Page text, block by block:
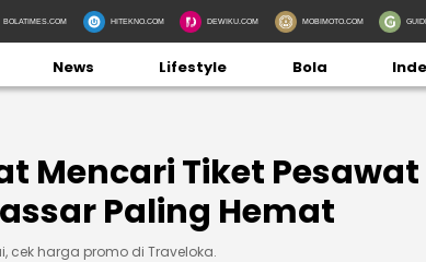
BOLATIMES.COM HITEKNO.COM DEWIKU.COM MOBIMOTO.COM
News Lifestyle Bola
Mencari Tiket Pesawat
Paling Hemat
harga promo di Traveloka.